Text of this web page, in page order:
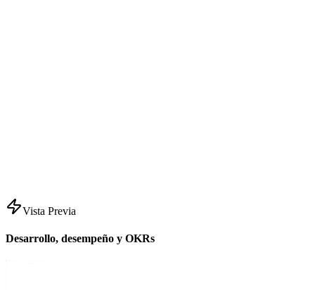
Vista Previa
Desarrollo, desempeño y OKRs